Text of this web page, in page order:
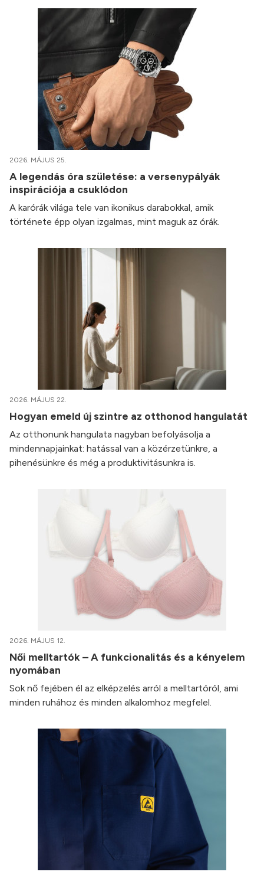
2026. MÁJUS 25.
A legendás óra születése: a versenypályák
inspirációja a csuklódon
A karórák világa tele van ikonikus darabokkal, amik
története épp olyan izgalmas, mint maguk az órák.
2026. MÁJUS 22.
Hogyan emeld új szintre az otthonod hangulatát
Az otthonunk hangulata nagyban befolyásolja a
mindennapjainkat: hatással van a közérzetünkre, a
pihenésünkre és még a produktivitásunkra is.
2026. MÁJUS 12.
Női melltartók – A funkcionalitás és a kényelem
nyomában
Sok nő fejében él az elképzelés arról a melltartóról, ami
minden ruhához és minden alkalomhoz megfelel.